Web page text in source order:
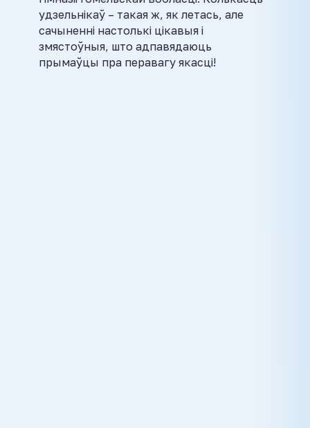
удзельнікаў – такая ж, як летась, але
сачыненні настолькі цікавыя і
змястоўныя, што адпавядаюць
прымаўцы пра перавагу якасці!